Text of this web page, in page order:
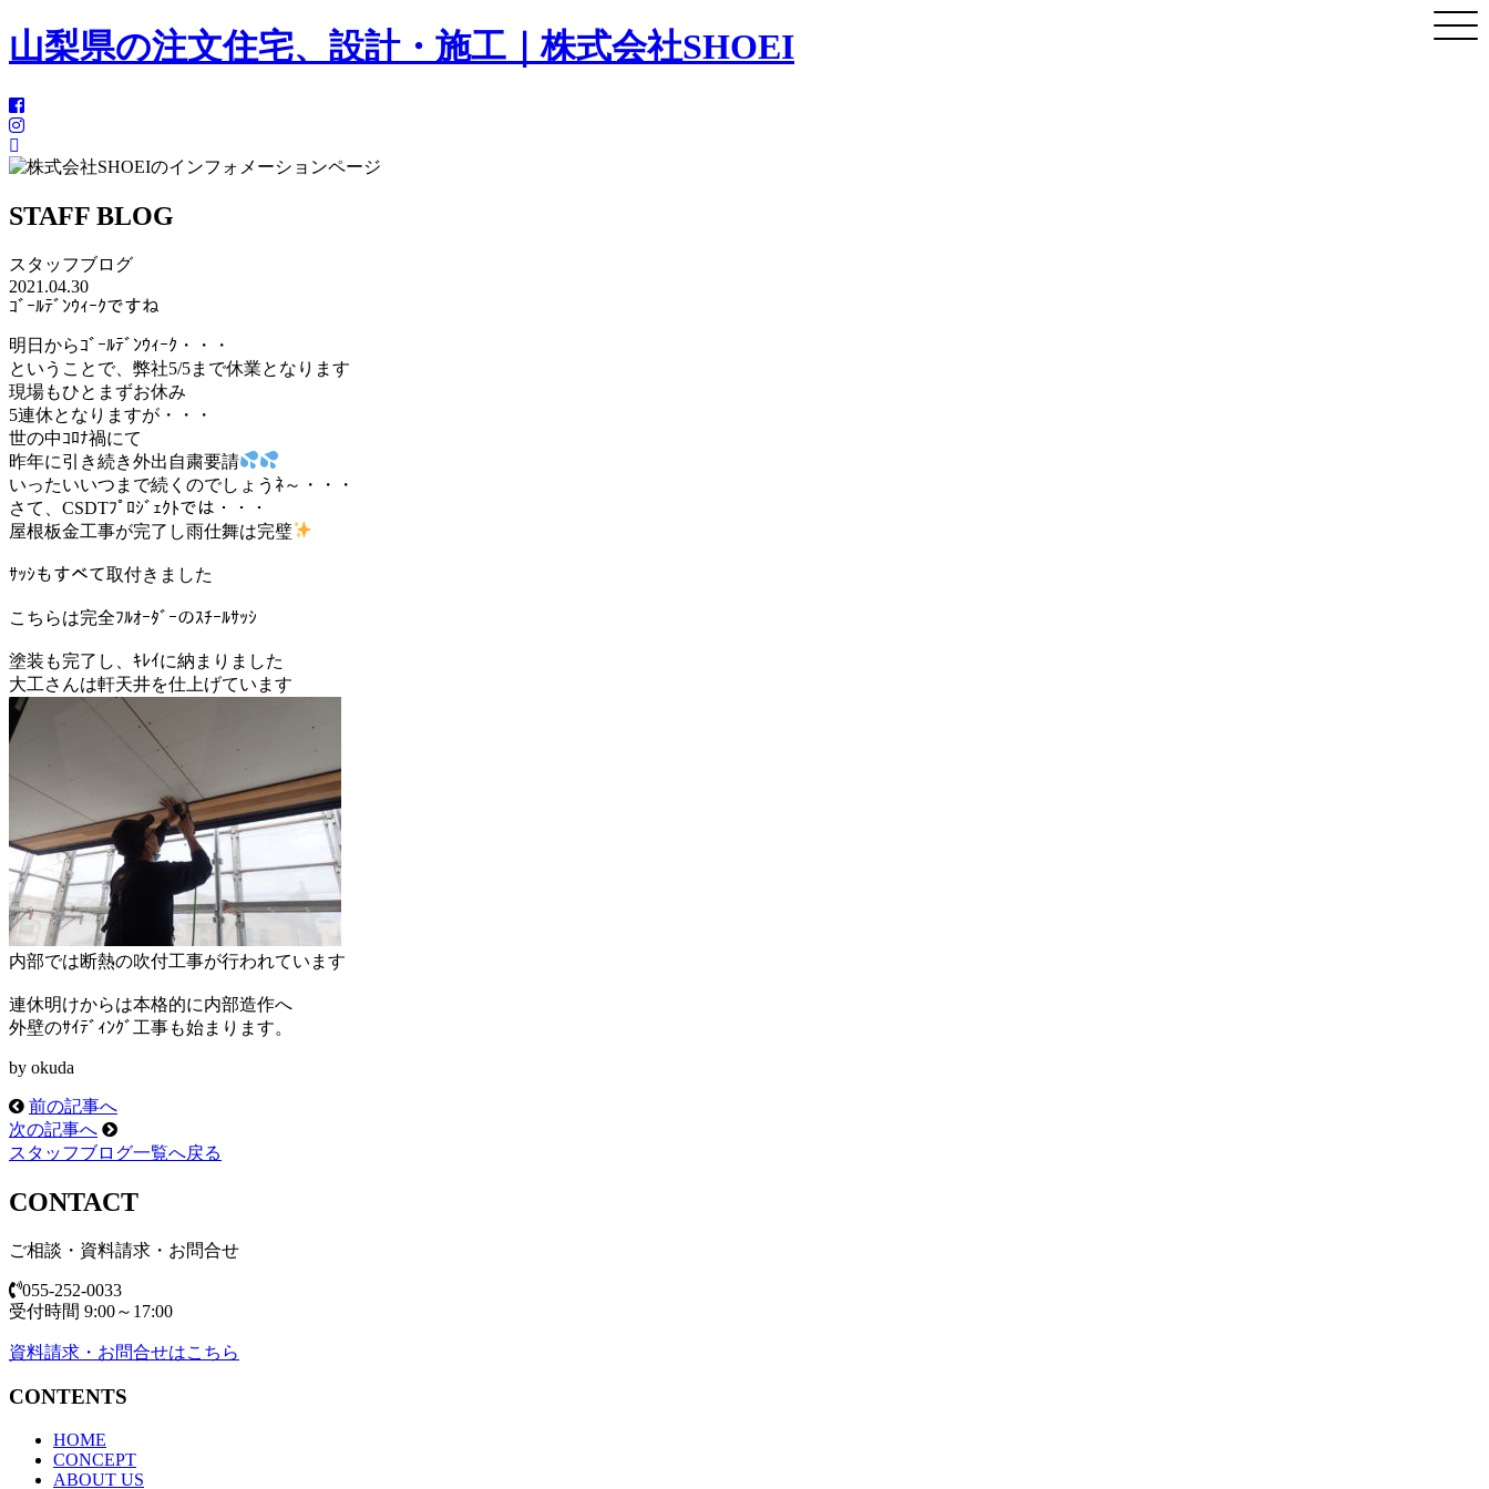
山梨県の注文住宅、設計・施工｜株式会社SHOEI
STAFF BLOG
スタッフブログ
2021.04.30
ｺﾞｰﾙﾃﾞﾝｳｨｰｸですね
明日からｺﾞｰﾙﾃﾞﾝｳｨｰｸ・・・
ということで、弊社5/5まで休業となります
現場もひとまずお休み
5連休となりますが・・・
世の中ｺﾛﾅ禍にて
昨年に引き続き外出自粛要請
いったいいつまで続くのでしょうﾈ～・・・
さて、CSDTﾌﾟﾛｼﾞｪｸﾄでは・・・
屋根板金工事が完了し雨仕舞は完璧
ｻｯｼもすべて取付きました
こちらは完全ﾌﾙｵｰﾀﾞｰのｽﾁｰﾙｻｯｼ
塗装も完了し、ｷﾚｲに納まりました
大工さんは軒天井を仕上げています
内部では断熱の吹付工事が行われています
連休明けからは本格的に内部造作へ
外壁のｻｲﾃﾞｨﾝｸﾞ工事も始まります。
by okuda
前の記事へ
次の記事へ
スタッフブログ一覧へ戻る
CONTACT
ご相談・資料請求・お問合せ
055-252-0033
受付時間 9:00～17:00
資料請求・お問合せはこちら
CONTENTS
HOME
CONCEPT
ABOUT US